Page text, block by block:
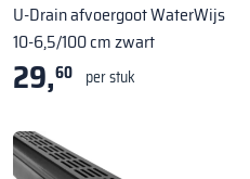
U-Drain afvoergoot WaterWijs
10-6,5/100 cm zwart
29,60 per stuk